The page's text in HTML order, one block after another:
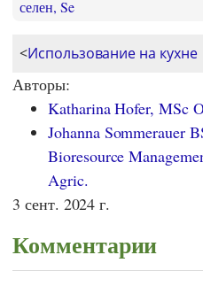
селен, Se
<Использование на кухне
Авторы:
Katharina Hofer, MSc
Johanna Sommerauer
Bioresource
Agric.
3 сент. 2024 г.
Комментарии